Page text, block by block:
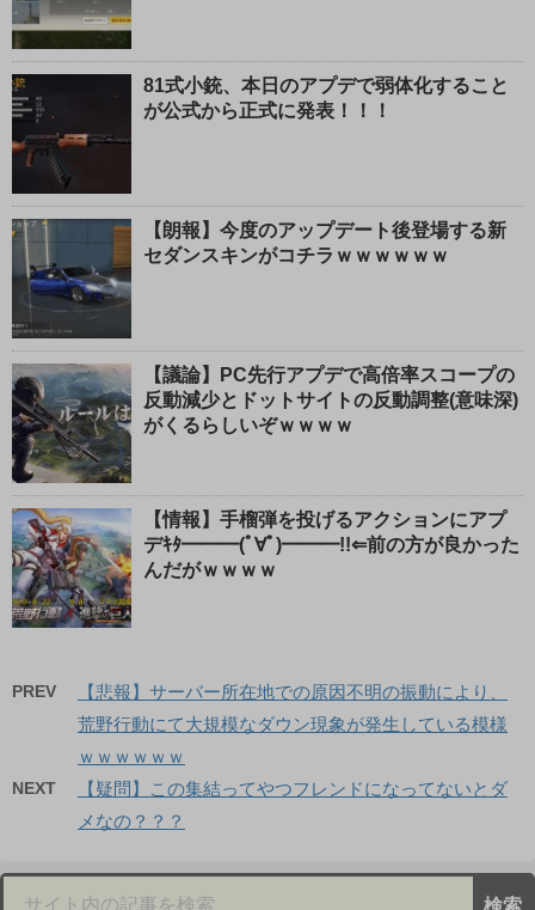
81式小銃、本日のアプデで弱体化すること
が公式から正式に発表！！！
【朗報】今度のアップデート後登場する新
セダンスキンがコチラｗｗｗｗｗｗ
【議論】PC先行アプデで高倍率スコープの
反動減少とドットサイトの反動調整(意味深)
がくるらしいぞｗｗｗｗ
【情報】手榴弾を投げるアクションにアプ
デｷﾀ━━━(ﾟ∀ﾟ)━━━!!⇐前の方が良かった
んだがｗｗｗｗ
PREV
【悲報】サーバー所在地での原因不明の振動により、
荒野行動にて大規模なダウン現象が発生している模様
ｗｗｗｗｗｗ
NEXT
【疑問】この集結ってやつフレンドになってないとダ
メなの？？？